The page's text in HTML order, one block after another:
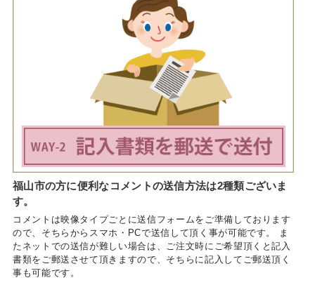
福山市の方に便利なコメントの送信方法は2種類ございま
す。
コメントは映像タイプごとに送信フォームをご準備しております
ので、そちらからスマホ・PCで送信して頂く事が可能です。 ま
たネットでの送信が難しい場合は、ご注文時にご希望頂くと記入
書類をご郵送させて頂きますので、そちらに記入してご郵送頂く
事も可能です。